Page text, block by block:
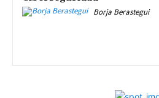
Borja Berastegui